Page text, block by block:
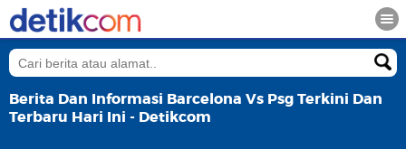
Berita Dan Informasi Barcelona Vs Psg Terkini Dan
Terbaru Hari Ini - Detikcom